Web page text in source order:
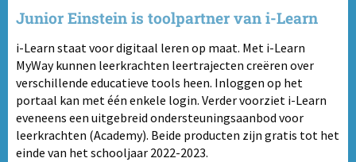
Junior Einstein is toolpartner van i-Learn
i-Learn staat voor digitaal leren op maat. Met i-Learn
MyWay kunnen leerkrachten leertrajecten creëren over
verschillende educatieve tools heen. Inloggen op het
portaal kan met één enkele login. Verder voorziet i-Learn
eveneens een uitgebreid ondersteuningsaanbod voor
leerkrachten (Academy). Beide producten zijn gratis tot het
einde van het schooljaar 2022-2023.